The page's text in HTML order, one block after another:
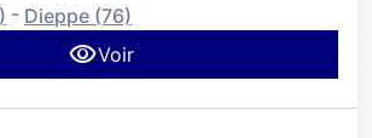
- Dieppe (76)
Voir